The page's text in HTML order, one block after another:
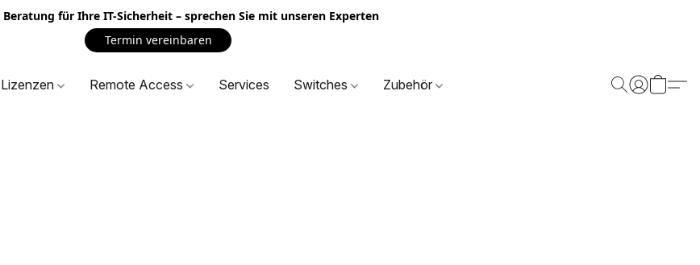
für Ihre IT-Sicherheit – sprechen Sie mit unseren Experten
Termin vereinbaren
Lizenzen Remote Access Services Switches Zubehör